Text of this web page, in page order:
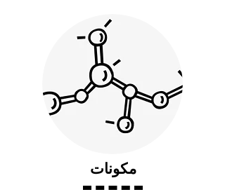
مكونات